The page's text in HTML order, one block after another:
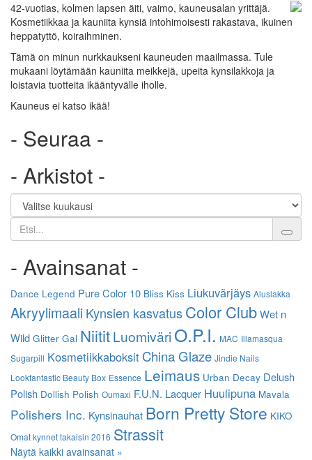
42-vuotias, kolmen lapsen äiti, vaimo, kauneusalan yrittäjä.
Kosmetiikkaa ja kauniita kynsiä intohimoisesti rakastava, ikuinen
heppatyttö, koiraihminen.
Tämä on minun nurkkaukseni kauneuden maailmassa. Tule
mukaani löytämään kauniita meikkejä, upeita kynsilakkoja ja
loistavia tuotteita ikääntyvälle iholle.
Kauneus ei katso ikää!
- Seuraa -
- Arkistot -
Etsi
- Avainsanat -
Dance Legend Pure Color 10 Bliss Kiss Liukuvärjäys Aluslakka
AkryylimaaliKynsien kasvatusColor ClubWet n
Wild Glitter Gal NiititLuomiväriO.P.I. MAC Illamasqua
Sugarpill Kosmetiikkaboksit China Glaze Jindie Nails
Lookfantastic Beauty Box Essence Leimaus Urban Decay Delush
Polish Dollish Polish Oumaxi F.U.N. Lacquer Huulipuna Mavala
Polishers Inc. Kynsinauhat Born Pretty Store KIKO
Omat kynnet takaisin 2016 Strassit
Näytä kaikki avainsanat »